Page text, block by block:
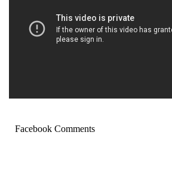
Facebook Comments